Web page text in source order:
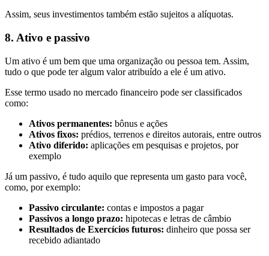
Assim, seus investimentos também estão sujeitos a alíquotas.
8. Ativo e passivo
Um ativo é um bem que uma organização ou pessoa tem. Assim,
tudo o que pode ter algum valor atribuído a ele é um ativo.
Esse termo usado no mercado financeiro pode ser classificados
como:
Ativos permanentes: bônus e ações
Ativos fixos: prédios, terrenos e direitos autorais, entre outros
Ativo diferido: aplicações em pesquisas e projetos, por
exemplo
Já um passivo, é tudo aquilo que representa um gasto para você,
como, por exemplo:
Passivo circulante: contas e impostos a pagar
Passivos a longo prazo: hipotecas e letras de câmbio
Resultados de Exercícios futuros: dinheiro que possa ser
recebido adiantado